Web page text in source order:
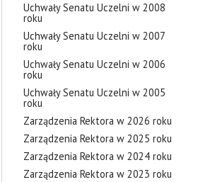
Uchwały Senatu Uczelni w 2008
roku
Uchwały Senatu Uczelni w 2007
roku
Uchwały Senatu Uczelni w 2006
roku
Uchwały Senatu Uczelni w 2005
roku
Zarządzenia Rektora w 2026 roku
Zarządzenia Rektora w 2025 roku
Zarządzenia Rektora w 2024 roku
Zarządzenia Rektora w 2023 roku